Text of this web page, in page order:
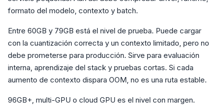
formato del modelo, contexto y batch.
Entre 60GB y 79GB está el nivel de prueba. Puede cargar
con la cuantización correcta y un contexto limitado, pero no
debe prometerse para producción. Sirve para evaluación
interna, aprendizaje del stack y pruebas cortas. Si cada
aumento de contexto dispara OOM, no es una ruta estable.
96GB+, multi-GPU o cloud GPU es el nivel con margen.